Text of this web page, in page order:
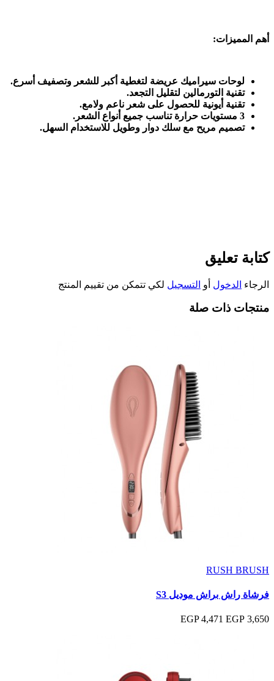
أهم المميزات:
لوحات سيراميك عريضة لتغطية أكبر للشعر وتصفيف أسرع.
تقنية التورمالين لتقليل التجعد.
تقنية أيونية للحصول على شعر ناعم ولامع.
3 مستويات حرارة تناسب جميع أنواع الشعر .
تصميم مريح مع سلك دوار وطويل للاستخدام السهل.
كتابة تعليق
الرجاء الدخول أو التسجيل لكي تتمكن من تقييم المنتج
منتجات ذات صلة
RUSH BRUSH
فرشاة راش براش موديل S3
3,650 EGP
4,471 EGP